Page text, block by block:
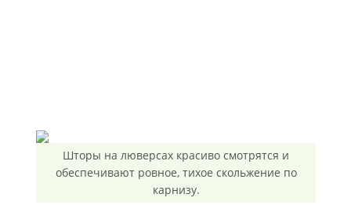
Шторы на люверсах красиво смотрятся и
обеспечивают ровное, тихое скольжение по
карнизу.